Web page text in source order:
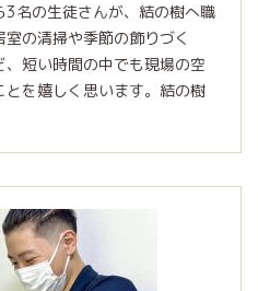
名の生徒さんが、結の樹へ職
の清掃や季節の飾りづく
短い時間の中でも現場の空
を嬉しく思います。結の樹